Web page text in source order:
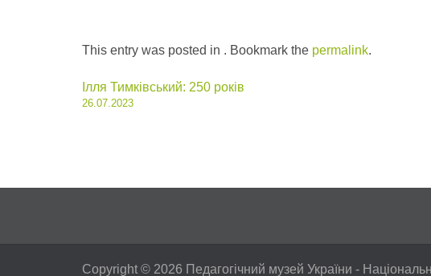
This entry was posted in . Bookmark the permalink.
Post
Ілля Тимківський: 250 років
26.07.2023
Copyright © 2026 Педагогічний музей України -